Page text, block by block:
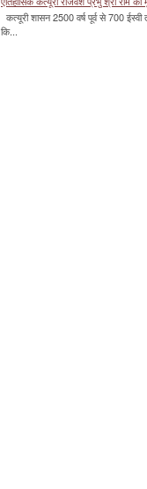
कत्यूरी शासन 2500 वर्ष पूर्व से 700
कि...